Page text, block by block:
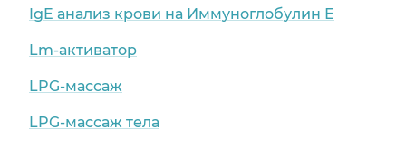
IgE анализ крови на Иммуноглобулин Е
Lm-активатор
LPG-массаж
LPG-массаж тела